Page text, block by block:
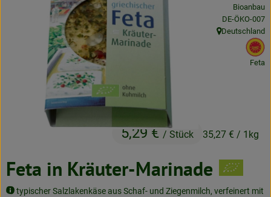
Neues & Angebote
Obst & Gemüse
Frisches
Speisekammer
Getränke
So gehts
Feta in Kräuter-Marinade
typischer Salzlakenkäse aus Schaf- und Ziegenmilch, verfeinert mit
5,29 €/ Stück 35,27 € / 1kg
Bioanbau
, Kontrollstelle:
DE-ÖKO-007
, Herkunft:
Deutschland
,
Feta